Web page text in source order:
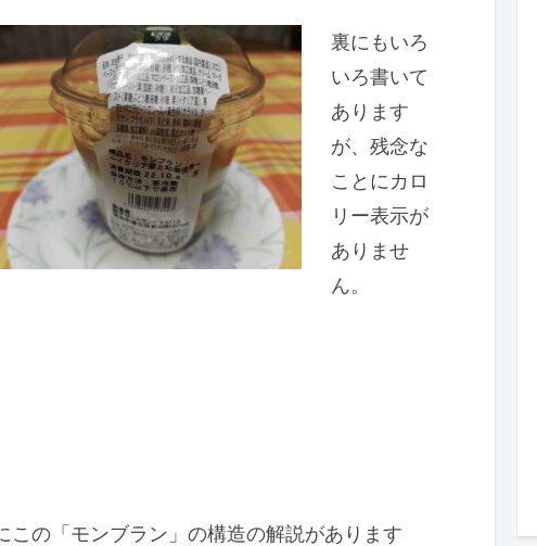
裏にもいろ
いろ書いて
あります
が、残念な
ことにカロ
リー表示が
ありませ
ん。
この「モンブラン」の構造の解説があります